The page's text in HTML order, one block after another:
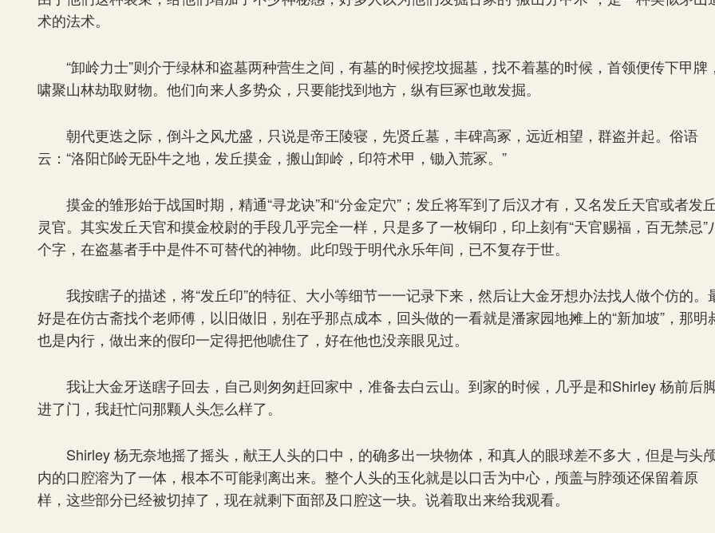
术的法术。
“卸岭力士”则介于绿林和盗墓两种营生之间，有墓的时候挖坟掘墓，找不着墓的时候，首领便传下甲牌
啸聚山林劫取财物。他们向来人多势众，只要能找到地方，纵有巨冢也敢发掘。
朝代更迭之际，倒斗之风尤盛，只说是帝王陵寝，先贤丘墓，丰碑高冢，远近相望，群盗并起。俗语
云：“洛阳邙岭无卧牛之地，发丘摸金，搬山卸岭，印符术甲，锄入荒冢。”
摸金的雏形始于战国时期，精通“寻龙诀”和“分金定穴”；发丘将军到了后汉才有，又名发丘天官或者发
灵官。其实发丘天官和摸金校尉的手段几乎完全一样，只是多了一枚铜印，印上刻有“天官赐福，百无禁忌”
个字，在盗墓者手中是件不可替代的神物。此印毁于明代永乐年间，已不复存于世。
我按瞎子的描述，将“发丘印”的特征、大小等细节一一记录下来，然后让大金牙想办法找人做个仿的。
好是在仿古斋找个老师傅，以旧做旧，别在乎那点成本，回头做的一看就是潘家园地摊上的“新加坡”，那明
也是内行，做出来的假印一定得把他唬住了，好在他也没亲眼见过。
我让大金牙送瞎子回去，自己则匆匆赶回家中，准备去白云山。到家的时候，几乎是和Shirley 杨前后
进了门，我赶忙问那颗人头怎么样了。
Shirley 杨无奈地摇了摇头，献王人头的口中，的确多出一块物体，和真人的眼球差不多大，但是与头
内的口腔溶为了一体，根本不可能剥离出来。整个人头的玉化就是以口舌为中心，颅盖与脖颈还保留着原
样，这些部分已经被切掉了，现在就剩下面部及口腔这一块。说着取出来给我观看。